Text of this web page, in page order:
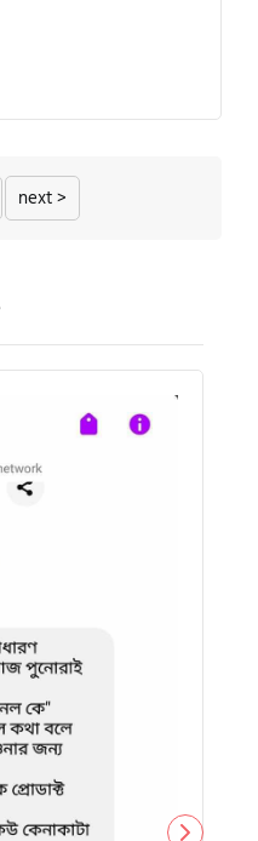
next >